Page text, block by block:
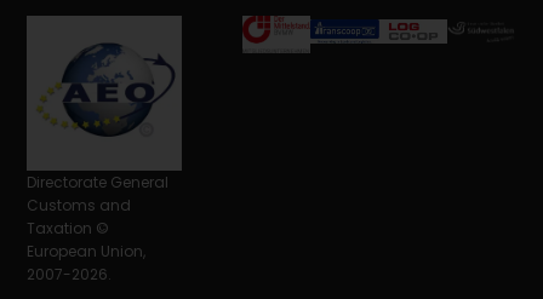
Directorate General
Customs and
Taxation ©
European Union,
2007-2026.